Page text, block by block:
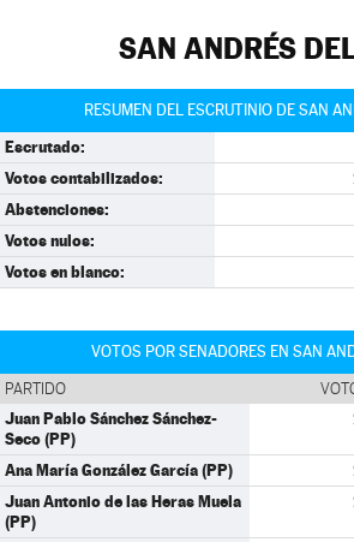
SAN ANDRÉS
RESUMEN DEL ESCRUTINIO DE SAN
Escrutado:
Votos contabilizados:
Abstenciones:
Votos nulos:
Votos en blanco:
VOTOS POR SENADORES EN SAN
PARTIDO
Juan Pablo Sánchez Sánchez-
Seco (PP)
Ana María González García (PP)
Juan Antonio de las Heras Muela
(PP)